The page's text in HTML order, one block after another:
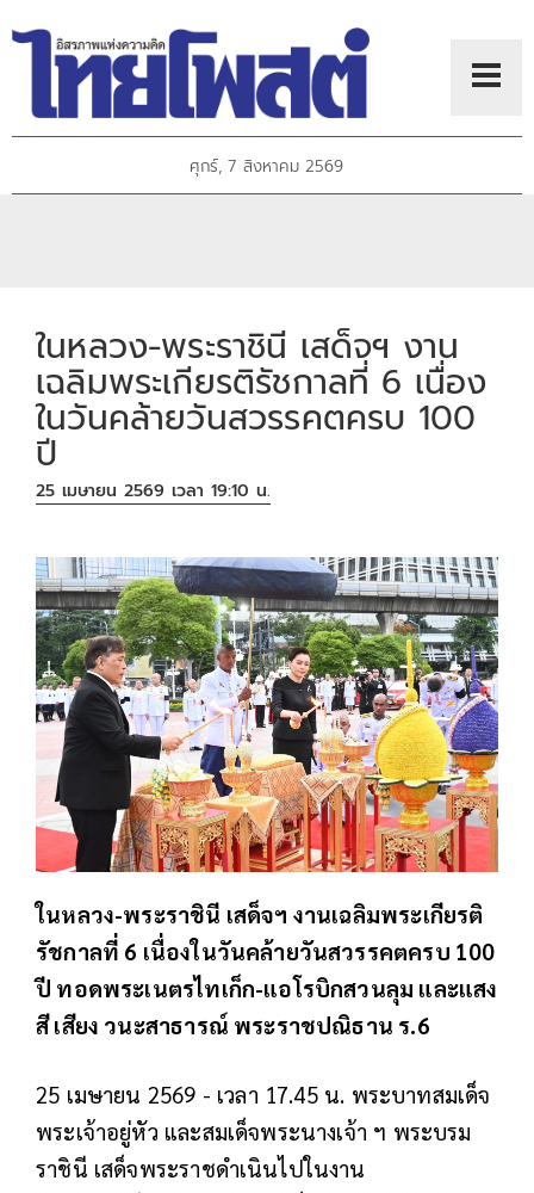
ศุกร์, 7 สิงหาคม 2569
ในหลวง-พระราชินี เสด็จฯ งาน
เฉลิมพระเกียรติรัชกาลที่ 6 เนื่อง
ในวันคล้ายวันสวรรคตครบ 100
ปี
25 เมษายน 2569 เวลา 19:10 น.
ในหลวง-พระราชินี เสด็จฯ งานเฉลิมพระเกียรติ
รัชกาลที่ 6 เนื่องในวันคล้ายวันสวรรคตครบ 100
ปี ทอดพระเนตรไทเก็ก-แอโรบิกสวนลุม และแสง
สี เสียง วนะสาธารณ์ พระราชปณิธาน ร.6
25 เมษายน 2569 - เวลา 17.45 น. พระบาทสมเด็จ
พระเจ้าอยู่หัว และสมเด็จพระนางเจ้า ฯ พระบรม
ราชินี เสด็จพระราชดำเนินไปในงาน